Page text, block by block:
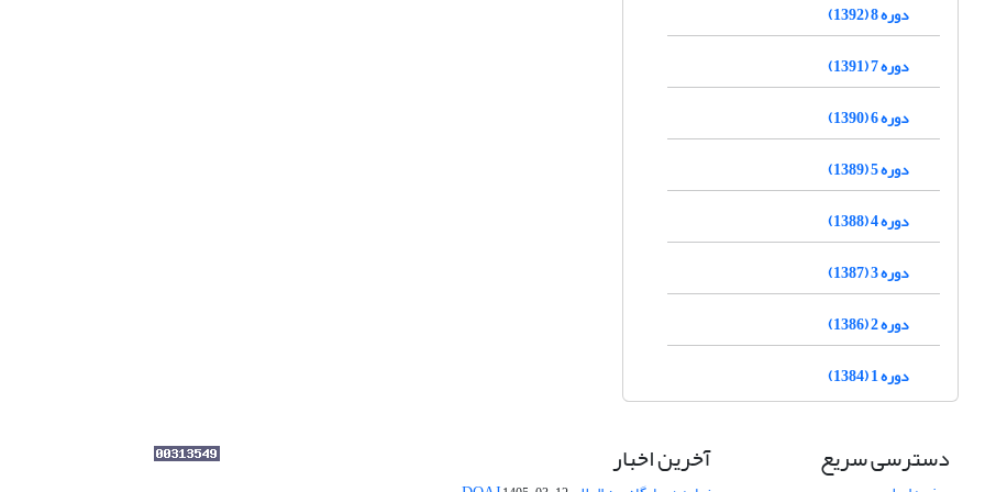
دوره 8 (1392)
دوره 7 (1391)
دوره 6 (1390)
دوره 5 (1389)
دوره 4 (1388)
دوره 3 (1387)
دوره 2 (1386)
دوره 1 (1384)
دسترسی سریع آخرین اخبار